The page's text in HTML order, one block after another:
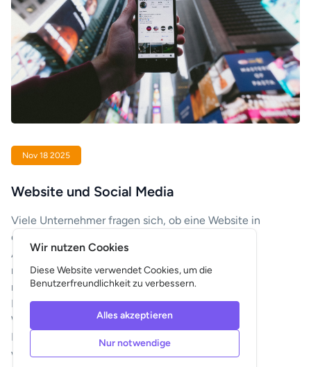
Nov 18 2025
Website und Social Media
Viele Unternehmer fragen sich, ob eine Website in
einer Zeit, in der soziale Medien so viel
Aufmerksamkeit beanspruchen, überhaupt noch
notwendig ist. Vielleicht denkst du: „Ich erreiche
meine Kunden doch auch über Facebook oder
Instagram, warum sollte ich dann noch in eine
Website investieren?“ Die kurze Antwort lautet:
Dein Unternehmen steht erst dann wirklich stabil,
wenn du beide nutzt.
Wir nutzen Cookies
Diese Website verwendet Cookies, um die
Benutzerfreundlichkeit zu verbessern.
Alles akzeptieren
Nur notwendige